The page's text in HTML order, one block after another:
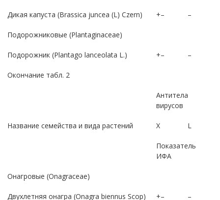
Дикая капуста (Brassica juncea (L) Czern) +– –
Подорожниковые (Plantaginaceae)
Подорожник (Plantago lanceolata L.) +– –
Окончание табл. 2
Название семейства и вида растений
Антитела
вирусов
Х L
Показатель
ИФА
Онагровые (Onagraceae)
Двухлетняя онагра (Onagra biennus Scop) +– –